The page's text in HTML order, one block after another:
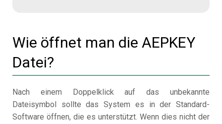
Wie öffnet man die AEPKEY
Datei?
Nach einem Doppelklick auf das unbekannte
Dateisymbol sollte das System es in der Standard-
Software öffnen, die es unterstützt. Wenn dies nicht der